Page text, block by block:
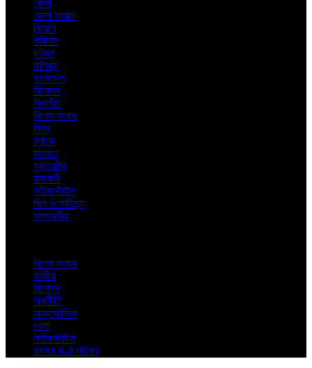
জেলা
জেলা সংবাদ
নিয়োগ
পরিবেশ
ফুটবল
বাণিজ্য
বাংলাদেশ
বিনোদন
বিভাগীয়
বিশেষ সংবাদ
বিশ্ব
ব্যাংক
মতামত
যুক্তরাষ্ট্র
রাজধানী
লাইফস্টাইল
শিল্প ও সাহিত্য
সম্পাদকীয়
বিশেষ সংবাদ
জাতীয়
বিনোদন
অর্থনীতি
আন্তর্জাতিক
খেলা
লাইফস্টাইল
বাংলার কণ্ঠ পরিবার